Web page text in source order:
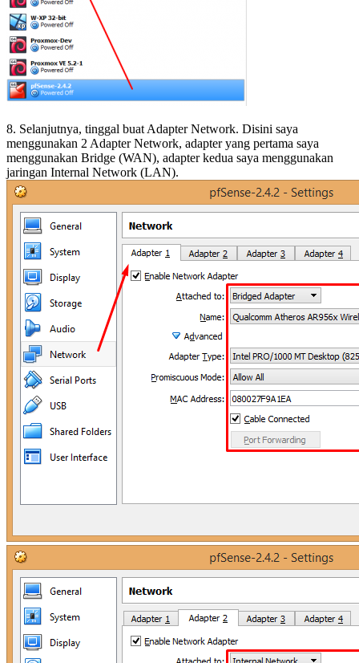
8. Selanjutnya, tinggal buat Adapter Network. Disini saya
menggunakan 2 Adapter Network, adapter yang pertama saya
menggunakan Bridge (WAN), adapter kedua saya menggunakan
jaringan Internal Network (LAN).